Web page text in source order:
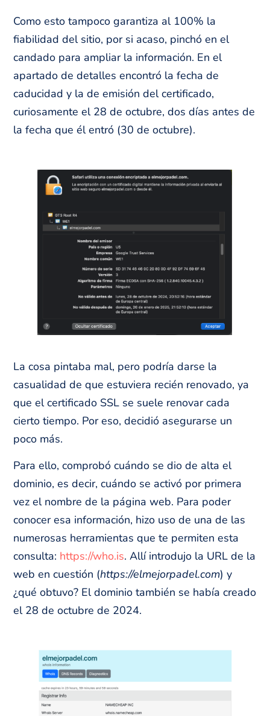
Como esto tampoco garantiza al 100% la
fiabilidad del sitio, por si acaso, pinchó en el
candado para ampliar la información. En el
apartado de detalles encontró la fecha de
caducidad y la de emisión del certificado,
curiosamente el 28 de octubre, dos días antes de
la fecha que él entró (30 de octubre).
La cosa pintaba mal, pero podría darse la
casualidad de que estuviera recién renovado, ya
que el certificado SSL se suele renovar cada
cierto tiempo. Por eso, decidió asegurarse un
poco más.
Para ello, comprobó cuándo se dio de alta el
dominio, es decir, cuándo se activó por primera
vez el nombre de la página web. Para poder
conocer esa información, hizo uso de una de las
numerosas herramientas que te permiten esta
consulta: https://who.is. Allí introdujo la URL de la
web en cuestión (https://elmejorpadel.com) y
¿qué obtuvo? El dominio también se había creado
el 28 de octubre de 2024.